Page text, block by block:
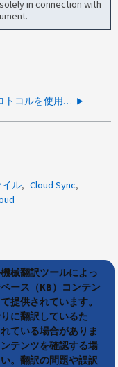
in connection with
SMBプロトコルを使用したCloud Syncの設定が失敗する
イル
Cloud Sync
械翻訳ツールによっ
ース（KB）コンテン
提供されています。
に翻訳しているた
ている場合がありま
テンツを確認する場
。翻訳の問題や誤訳